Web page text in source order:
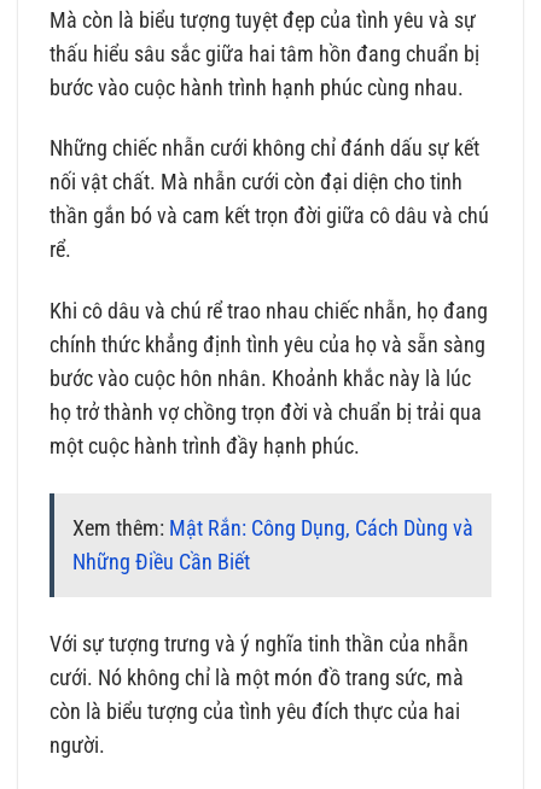
Mà còn là biểu tượng tuyệt đẹp của tình yêu và sự
thấu hiểu sâu sắc giữa hai tâm hồn đang chuẩn bị
bước vào cuộc hành trình hạnh phúc cùng nhau.
Những chiếc nhẫn cưới không chỉ đánh dấu sự kết
nối vật chất. Mà nhẫn cưới còn đại diện cho tinh
thần gắn bó và cam kết trọn đời giữa cô dâu và chú
rể.
Khi cô dâu và chú rể trao nhau chiếc nhẫn, họ đang
chính thức khẳng định tình yêu của họ và sẵn sàng
bước vào cuộc hôn nhân. Khoảnh khắc này là lúc
họ trở thành vợ chồng trọn đời và chuẩn bị trải qua
một cuộc hành trình đầy hạnh phúc.
Xem thêm: Mật Rắn: Công Dụng, Cách Dùng và
Những Điều Cần Biết
Với sự tượng trưng và ý nghĩa tinh thần của nhẫn
cưới. Nó không chỉ là một món đồ trang sức, mà
còn là biểu tượng của tình yêu đích thực của hai
người.